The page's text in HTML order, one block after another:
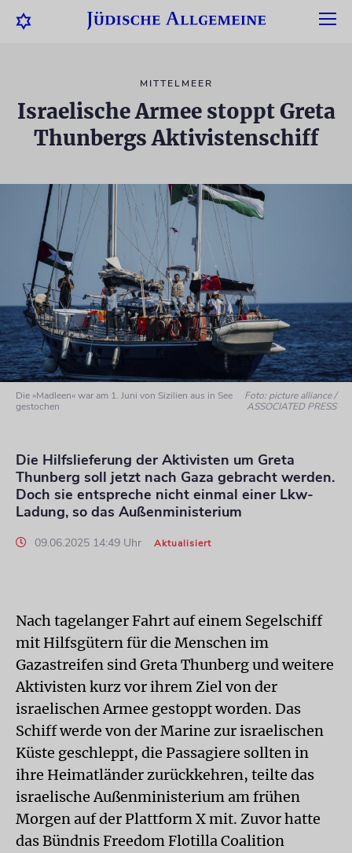
MITTELMEER
Israelische Armee stoppt Greta
Thunbergs Aktivistenschiff
Die »Madleen« war am 1. Juni von Sizilien aus in See
gestochen
Foto: picture alliance /
ASSOCIATED PRESS
Die Hilfslieferung der Aktivisten um Greta
Thunberg soll jetzt nach Gaza gebracht werden.
Doch sie entspreche nicht einmal einer Lkw-
Ladung, so das Außenministerium
09.06.2025 14:49 Uhr Aktualisiert
Nach tagelanger Fahrt auf einem Segelschiff
mit Hilfsgütern für die Menschen im
Gazastreifen sind Greta Thunberg und weitere
Aktivisten kurz vor ihrem Ziel von der
israelischen Armee gestoppt worden. Das
Schiff werde von der Marine zur israelischen
Küste geschleppt, die Passagiere sollten in
ihre Heimatländer zurückkehren, teilte das
israelische Außenministerium am frühen
Morgen auf der Plattform X mit. Zuvor hatte
das Bündnis Freedom Flotilla Coalition